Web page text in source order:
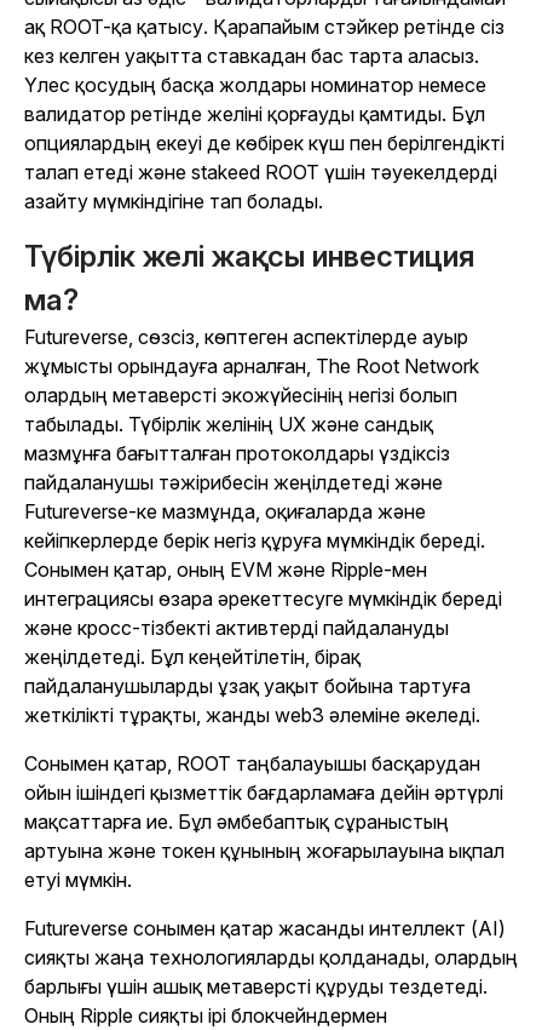
ақ ROOT-қа қатысу. Қарапайым стэйкер ретінде сіз
кез келген уақытта ставкадан бас тарта аласыз.
Үлес қосудың басқа жолдары номинатор немесе
валидатор ретінде желіні қорғауды қамтиды. Бұл
опциялардың екеуі де көбірек күш пен берілгендікті
талап етеді және stakeed ROOT үшін тәуекелдерді
азайту мүмкіндігіне тап болады.
Түбірлік желі жақсы инвестиция
ма?
Futureverse, сөзсіз, көптеген аспектілерде ауыр
жұмысты орындауға арналған, The Root Network
олардың метаверсті экожүйесінің негізі болып
табылады. Түбірлік желінің UX және сандық
мазмұнға бағытталған протоколдары үздіксіз
пайдаланушы тәжірибесін жеңілдетеді және
Futureverse-ке мазмұнда, оқиғаларда және
кейіпкерлерде берік негіз құруға мүмкіндік береді.
Сонымен қатар, оның EVM және Ripple-мен
интеграциясы өзара әрекеттесуге мүмкіндік береді
және кросс-тізбекті активтерді пайдалануды
жеңілдетеді. Бұл кеңейтілетін, бірақ
пайдаланушыларды ұзақ уақыт бойына тартуға
жеткілікті тұрақты, жанды web3 әлеміне әкеледі.
Сонымен қатар, ROOT таңбалауышы басқарудан
ойын ішіндегі қызметтік бағдарламаға дейін әртүрлі
мақсаттарға ие. Бұл әмбебаптық сұраныстың
артуына және токен құнының жоғарылауына ықпал
етуі мүмкін.
Futureverse сонымен қатар жасанды интеллект (AI)
сияқты жаңа технологияларды қолданады, олардың
барлығы үшін ашық метаверсті құруды тездетеді.
Оның Ripple сияқты ірі блокчейндермен